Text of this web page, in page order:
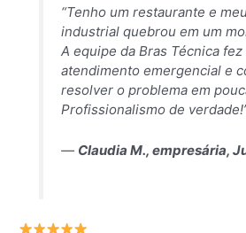
“Tenho um restaurante e
industrial quebrou em um
A equipe da Bras Técnica fez
atendimento emergencial e
resolver o problema em
Profissionalismo de
— Claudia M., empresária,